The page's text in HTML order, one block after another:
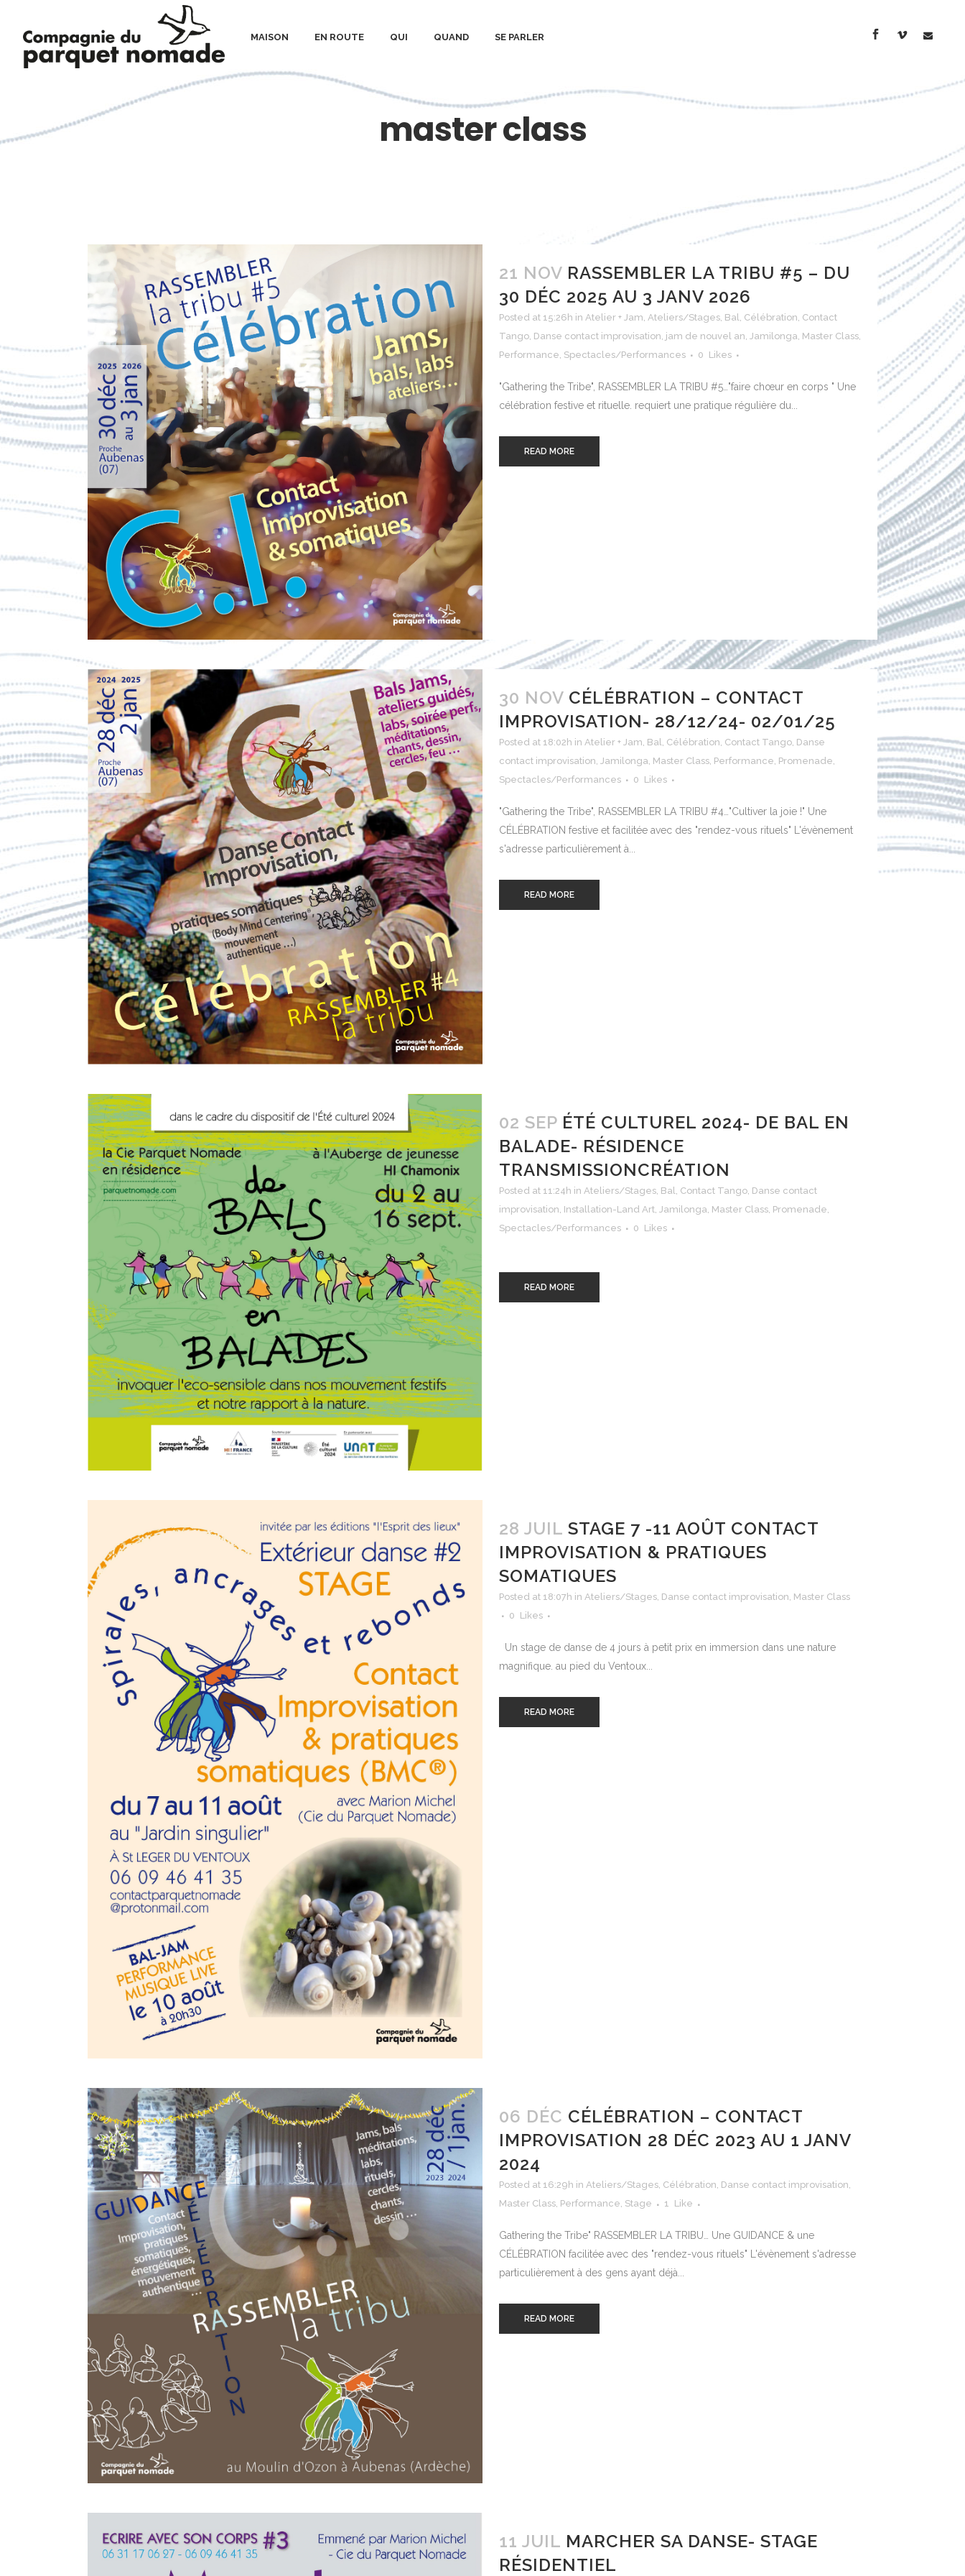
MAISON EN ROUTE QUI QUAND SE PARLER
master class
21 NOV RASSEMBLER LA TRIBU #5 – DU
30 DÉC 2025 AU 3 JANV 2026
Posted at 15:26h in Atelier + Jam, Ateliers/Stages, Bal, Célébration, Contact
Tango, Danse contact improvisation, jam de nouvel an, Jamilonga, Master Class,
Performance, Spectacles/Performances 0 Likes
"Gathering the Tribe", RASSEMBLER LA TRIBU #5…"faire chœur en corps " Une
célébration festive et rituelle. requiert une pratique régulière du...
READ MORE
30 NOV CÉLÉBRATION – CONTACT
IMPROVISATION- 28/12/24- 02/01/25
Posted at 18:02h in Atelier + Jam, Bal, Célébration, Contact Tango, Danse
contact improvisation, Jamilonga, Master Class, Performance, Promenade,
Spectacles/Performances
0 Likes
"Gathering the Tribe", RASSEMBLER LA TRIBU #4…"Cultiver la joie !" Une
CÉLÉBRATION festive et facilitée avec des "rendez-vous rituels" L'évènement
s'adresse particulièrement à...
READ MORE
02 SEP ÉTÉ CULTUREL 2024- DE BAL EN
BALADE- RÉSIDENCE
TRANSMISSIONCRÉATION
Posted at 11:24h in Ateliers/Stages, Bal, Contact Tango, Danse contact
improvisation, Installation-Land Art, Jamilonga, Master Class, Promenade,
Spectacles/Performances
0 Likes
READ MORE
28 JUIL STAGE 7 -11 AOÛT CONTACT
IMPROVISATION & PRATIQUES
SOMATIQUES
Posted at 18:07h in Ateliers/Stages Danse contact improvisation Master Class
0 Likes
Un stage de danse de 4 jours à petit prix en immersion dans une nature
magnifique. au pied du Ventoux...
READ MORE
06 DÉC CÉLÉBRATION – CONTACT
IMPROVISATION 28 DÉC 2023 AU 1 JANV
2024
Posted at 16:29h in Ateliers/Stages, Célébration, Danse contact improvisation,
Master Class, Performance, Stage 1 Like
Gathering the Tribe" RASSEMBLER LA TRIBU… Une GUIDANCE & une
CÉLÉBRATION facilitée avec des "rendez-vous rituels" L'évènement s'adresse
particulièrement à des gens ayant déjà...
READ MORE
11 JUIL MARCHER SA DANSE- STAGE
RÉSIDENTIEL